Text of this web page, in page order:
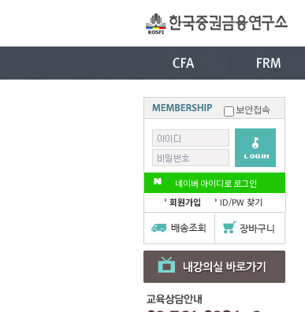
보안접속
네이버 아이디로 로그인
회원가입
ID/PW 찾기